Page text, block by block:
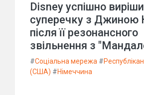
Disney успішно
суперечку з Джиною
після її резонансного
звільнення з
#Соціальна мережа #
(США) #Німеччина